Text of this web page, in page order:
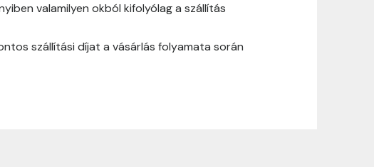
valamilyen okból kifolyólag a szállítás
szállítási díjat a vásárlás folyamata során